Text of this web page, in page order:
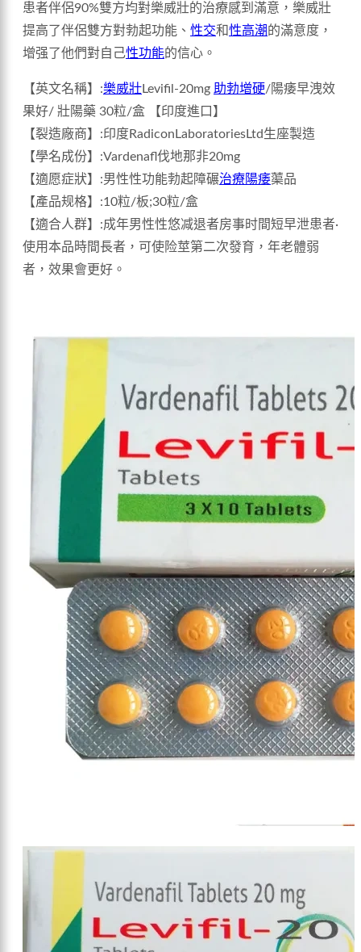
患者伴侶90%雙方均對樂威壯的治療感到滿意，樂威壯
提高了伴侶雙方對勃起功能、 性交和性高潮 的滿意度，
增强了他們對自己性功能的信心。
【英文名稱】:樂威壯Levifil-20mg 助勃增硬/陽痿早洩效
果好/ 壯陽藥 30粒/盒 【印度進口】
【裂造廠商】:印度RadiconLaboratoriesLtd生座製造
【學名成份】:Vardenafl伐地那非20mg
【適愿症狀】:男性性功能勃起障碾治療陽痿蕖品
【產品规格】:10粒/板;30粒/盒
【適合人群】:成年男性性悠减退者房事时間短早泄患者·
使用本品時間長者，可使险莖第二次發育，年老體弱
者，效果會更好。